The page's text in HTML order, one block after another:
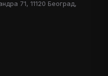
71, 11120 Београд,